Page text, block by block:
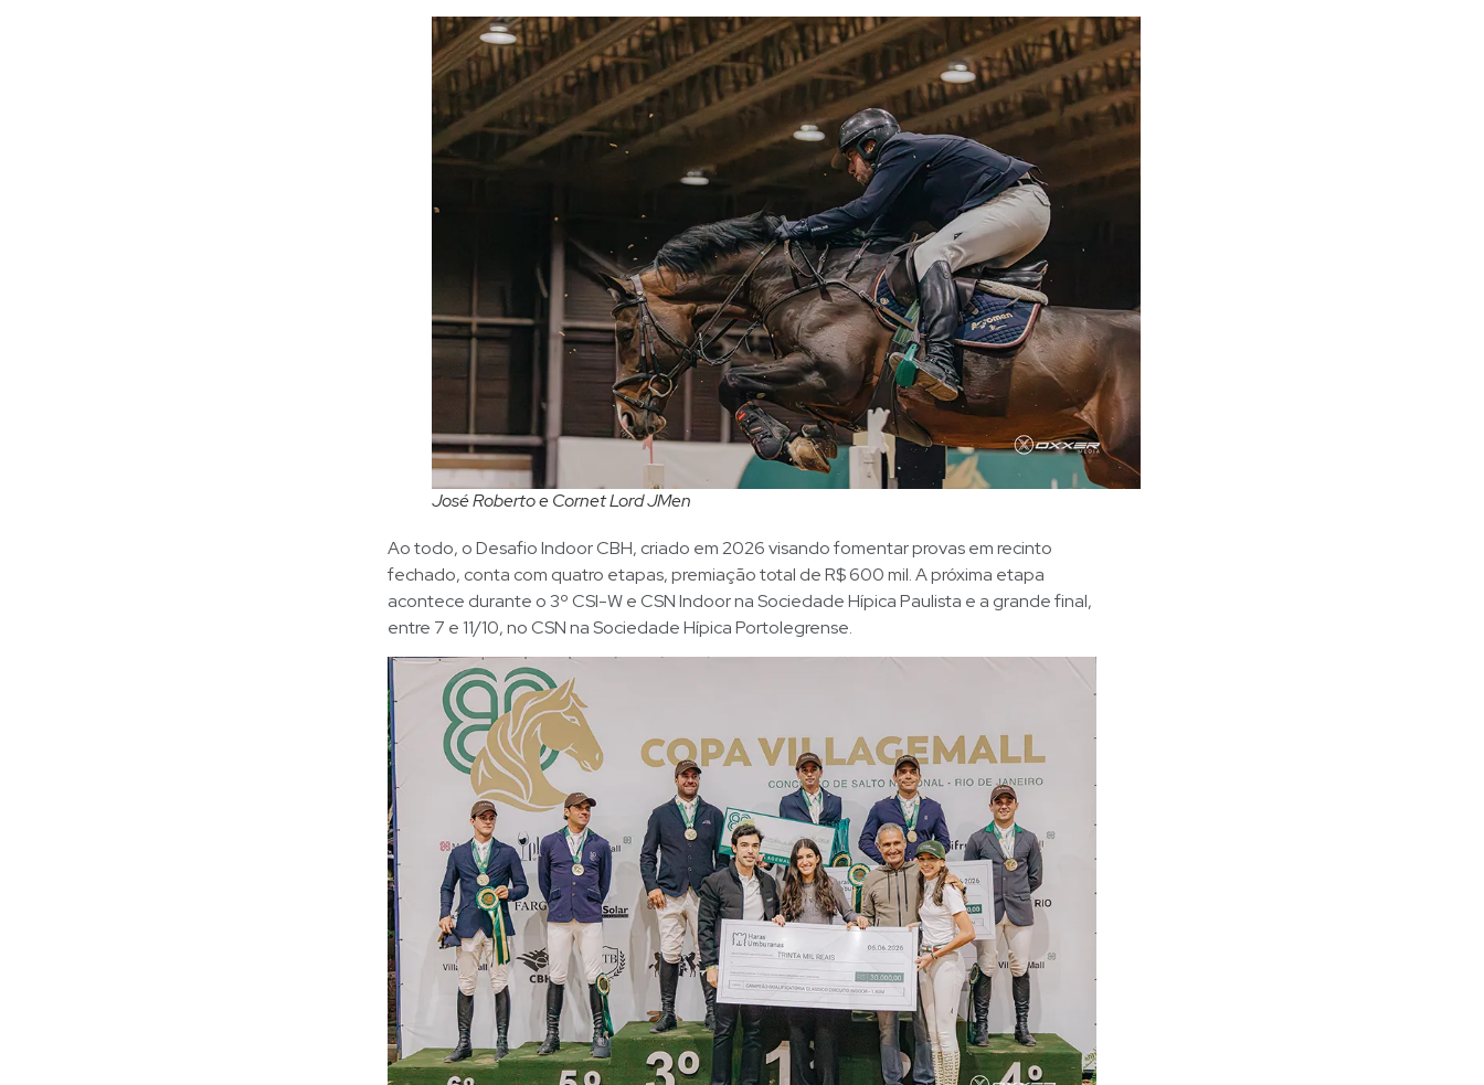
José Roberto e Cornet Lord JMen
Ao todo, o Desafio Indoor CBH, criado em 2026 visando fomentar provas em recinto
fechado, conta com quatro etapas, premiação total de R$ 600 mil. A próxima etapa
acontece durante o 3º CSI-W e CSN Indoor na Sociedade Hípica Paulista e a grande final,
entre 7 e 11/10, no CSN na Sociedade Hípica Portolegrense.